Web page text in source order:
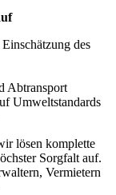
des
Abtransport
Umweltstandards
lösen komplette
Sorgfalt auf.
Vermietern